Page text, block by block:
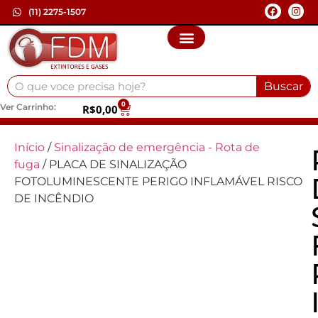
(11) 2275-1507
Buscar
Ver Carrinho: R$0,00 0
Início / Sinalização de emergência - Rota de
fuga / PLACA DE SINALIZAÇÃO
FOTOLUMINESCENTE PERIGO INFLAMÁVEL RISCO
DE INCÊNDIO